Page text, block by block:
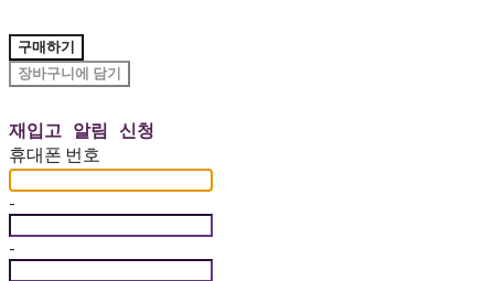
구매하기
장바구니에 담기
재입고 알림 신청
휴대폰 번호
-
-